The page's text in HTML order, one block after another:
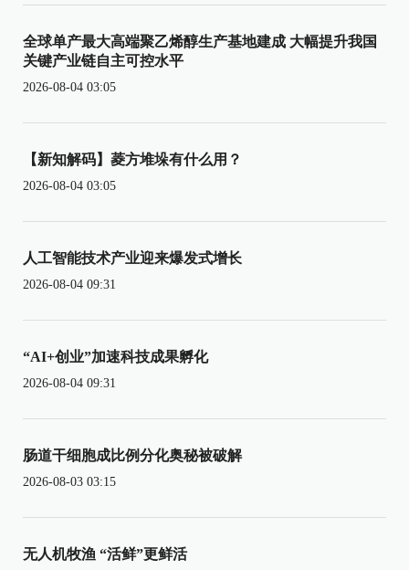
全球单产最大高端聚乙烯醇生产基地建成 大幅提升我国
关键产业链自主可控水平
2026-08-04 03:05
【新知解码】菱方堆垛有什么用？
2026-08-04 03:05
人工智能技术产业迎来爆发式增长
2026-08-04 09:31
“AI+创业”加速科技成果孵化
2026-08-04 09:31
肠道干细胞成比例分化奥秘被破解
2026-08-03 03:15
无人机牧渔 “活鲜”更鲜活